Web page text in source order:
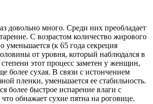
довольно много. Среди них преобладает
С возрастом количество жирового
уменьшается (к 65 года секреция
от уровня, который наблюдался в
этот процесс заметен у женщин,
более сухая. В связи с истончением
пленки, уменьшается ее стабильность.
более быстрое испарение влаги с
что обнажает сухие пятна на роговице.